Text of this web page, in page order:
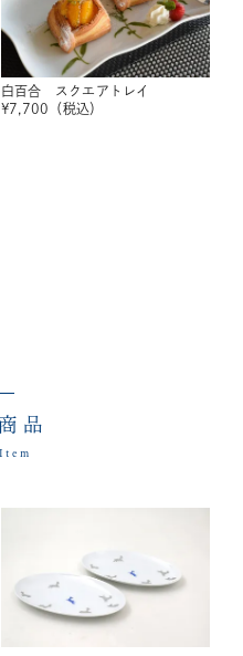
白百合 スクエアトレイ
¥7,700 （税込）
品